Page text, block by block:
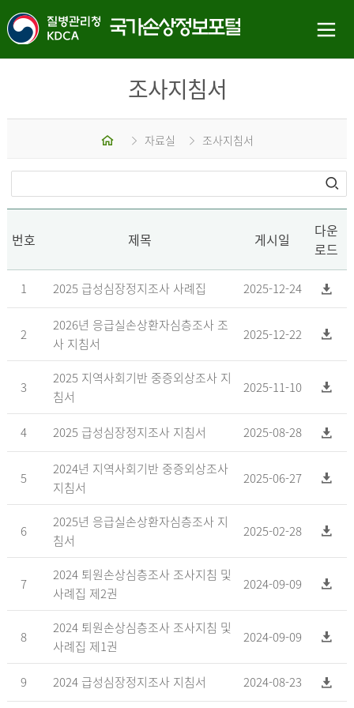
조사지침서
홈 자료실 조사지침서
번호 제목 게시일
다운
로드
1 2025 급성심장정지조사 사례집 2025-12-24
2
2026년 응급실손상환자심층조사 조
사 지침서
2025-12-22
3
2025 지역사회기반 중증외상조사 지
침서
2025-11-10
4 2025 급성심장정지조사 지침서 2025-08-28
5
2024년 지역사회기반 중증외상조사
지침서
2025-06-27
6
2025년 응급실손상환자심층조사 지
침서
2025-02-28
7
2024 퇴원손상심층조사 조사지침 및
사례집 제2권
2024-09-09
8
2024 퇴원손상심층조사 조사지침 및
사례집 제1권
2024-09-09
9 2024 급성심장정지조사 지침서 2024-08-23